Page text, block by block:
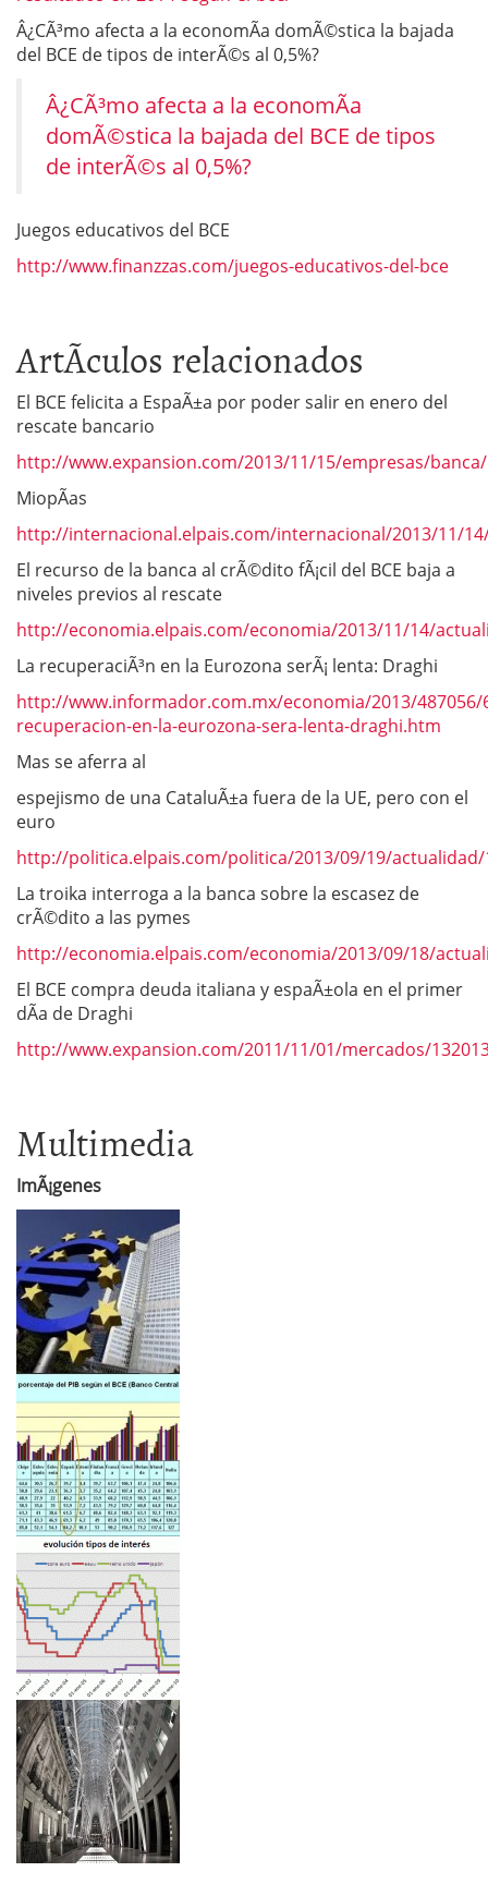
Â¿CÃ³mo afecta a la economÃ­a domÃ©stica la bajada
del BCE de tipos de interÃ©s al 0,5%?
Â¿CÃ³mo afecta a la economÃ­a
domÃ©stica la bajada del BCE de tipos
de interÃ©s al 0,5%?
Juegos educativos del BCE
http://www.finanzzas.com/juegos-educativos-del-bce
ArtÃ­culos relacionados
El BCE felicita a EspaÃ±a por poder salir en enero del
rescate bancario
http://www.expansion.com/2013/11/15/empresas/
MiopÃ­as
http://internacional.elpais.com/internacional/2013/11/
El recurso de la banca al crÃ©dito fÃ¡cil del BCE baja a
niveles previos al rescate
http://economia.elpais.com/economia/2013/11/14/
La recuperaciÃ³n en la Eurozona serÃ¡ lenta: Draghi
http://www.informador.com.mx/economia/2013/487056/
recuperacion-en-la-eurozona-sera-lenta-draghi.htm
Mas se aferra al
espejismo de una CataluÃ±a fuera de la UE, pero con el
euro
http://politica.elpais.com/politica/2013/09/19/actualidad/
La troika interroga a la banca sobre la escasez de
crÃ©dito a las pymes
http://economia.elpais.com/economia/2013/09/18/
El BCE compra deuda italiana y espaÃ±ola en el primer
dÃ­a de Draghi
http://www.expansion.com/2011/11/01/mercados/
Multimedia
ImÃ¡genes